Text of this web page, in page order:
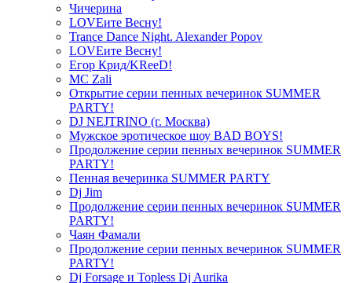
Чичерина
LOVEите Весну!
Trance Dance Night. Alexander Popov
LOVEите Весну!
Егор Крид/KReeD!
MC Zali
Открытие серии пенных вечеринок SUMMER
PARTY!
DJ NEJTRINO (г. Москва)
Мужское эротическое шоу BAD BOYS!
Продолжение серии пенных вечеринок SUMMER
PARTY!
Пенная вечеринка SUMMER PARTY
Dj Jim
Продолжение серии пенных вечеринок SUMMER
PARTY!
Чаян Фамали
Продолжение серии пенных вечеринок SUMMER
PARTY!
Dj Forsage и Topless Dj Aurika